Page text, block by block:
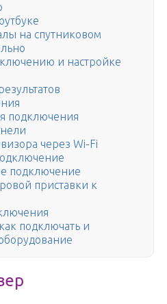
на спутниковом
и настройке
подключения
через Wi-Fi
подключение
приставки к
подключать и